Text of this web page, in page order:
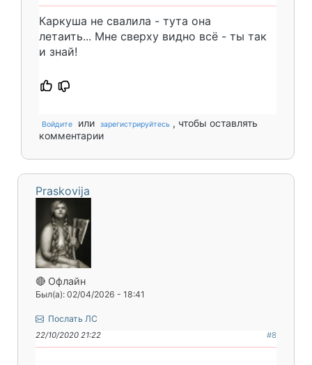
Каркуша не свалила - тута она
летаить... Мне сверху видно всё - ты так
и знай!
Войдите или зарегистрируйтесь , чтобы оставлять
комментарии
Praskovija
🔴 Офлайн
Был(а): 02/04/2026 - 18:41
Послать ЛС
22/10/2020 21:22 #8